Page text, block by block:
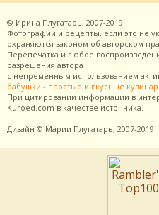
© Ирина Плугатарь, 2007-2019.
Фотографии и рецепты, если это не
охраняются законом об авторском
Перепечатка и любое
разрешения автора
с непременным использованием
бабушки - простые и вкусные
При цитировании информации в
Kuroed.com в качестве источника.
Дизайн © Марии Плугатарь, 2007-2019